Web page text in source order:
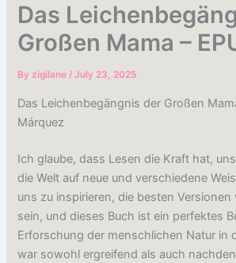
Das
Großen Mama –
Byzigilane/July 23, 2025
Das Leichenbegängnis der Großen
Márquez
Ich glaube, dass Lesen die Kraft hat,
die Welt auf neue und verschiedene
uns zu inspirieren, die besten
sein, und dieses Buch ist ein perfektes
Erforschung der menschlichen Natur in
war sowohl ergreifend als auch